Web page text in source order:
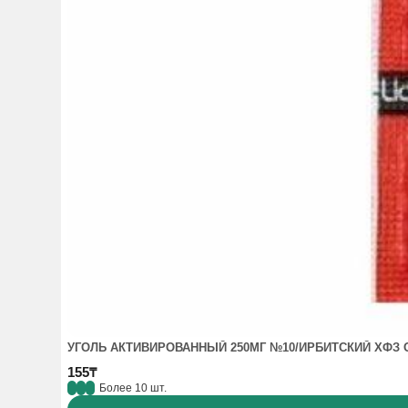
УГОЛЬ АКТИВИРОВАННЫЙ 250МГ №10/ИРБИТСКИЙ ХФЗ
155₸
Более 10 шт.